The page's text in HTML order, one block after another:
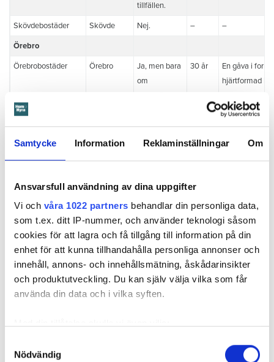
Samtycke Information Reklaminställningar Om
Ansvarsfull användning av dina uppgifter
Vi och våra 1022 partners behandlar din personliga data,
som t.ex. ditt IP-nummer, och använder teknologi såsom
cookies för att lagra och få tillgång till information på din
enhet för att kunna tillhandahålla personliga annonser och
innehåll, annons- och innehållsmätning, åskådarinsikter
och produktutveckling. Du kan själv välja vilka som får
använda din data och i vilka syften.
som kan ha en noggrannhet på upp till flera meter
Nödvändig
tillfällen.
Skövdebostäder Skövde Nej. – –
Örebro
Örebrobostäder Örebro
Ja, men bara
om
lägenhet.
30 år
En gåva i form
hjärtformad
Östergötland
Platen Ja.
Lägre hyra en
flera månader.
Stångåstaden Linköping Ja. 50 år
En hyresfri
Blommor
Privata värdar med bostäder i flera län
L E Lundberg Flera Nej.